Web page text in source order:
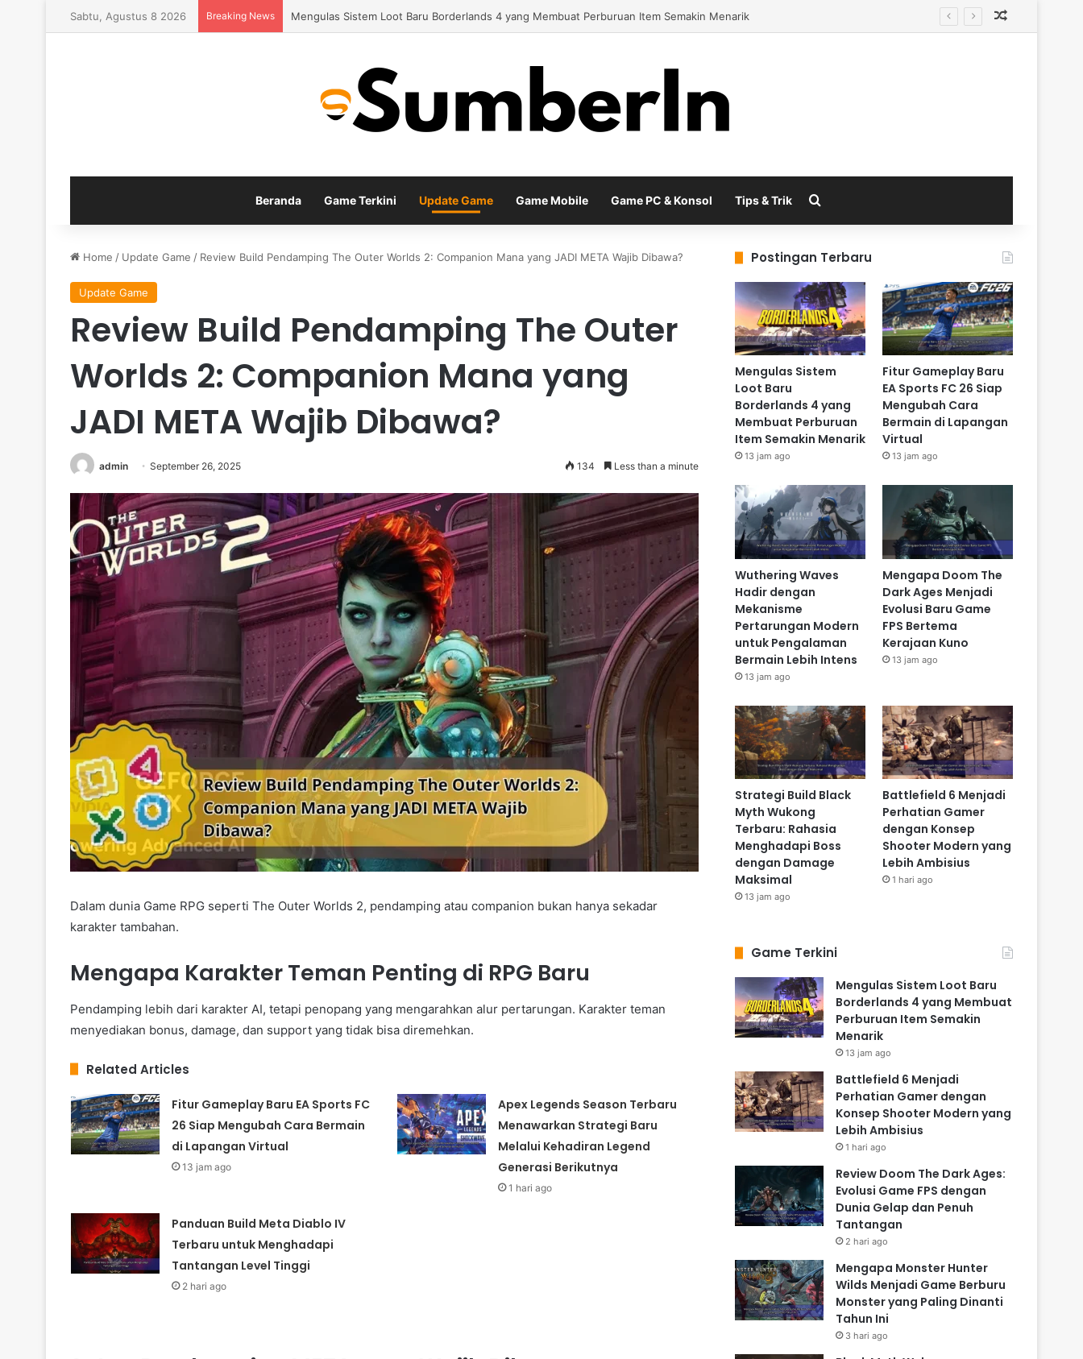
Sabtu, Agustus 8 2026 Breaking News Fitur Gameplay Baru EA Sports FC 26 Siap Mengubah Cara Bermain di Lapangan Virtual
Beranda Game Terkini Update Game Game Mobile Game PC & Konsol Tips & Trik
Home / Update Game / Review Build Pendamping The Outer Worlds 2: Companion Mana yang JADI META Wajib Dibawa?
Update Game
Review Build Pendamping The Outer
Worlds 2: Companion Mana yang
JADI META Wajib Dibawa?
admin September 26, 2025 134 Less than a minute
Dalam dunia Game RPG seperti The Outer Worlds 2, pendamping atau companion bukan hanya sekadar
karakter tambahan.
Mengapa Karakter Teman Penting di RPG Baru
Pendamping lebih dari karakter AI, tetapi penopang yang mengarahkan alur pertarungan. Karakter teman
menyediakan bonus, damage, dan support yang tidak bisa diremehkan.
Related Articles
Fitur Gameplay Baru EA Sports FC
26 Siap Mengubah Cara Bermain
di Lapangan Virtual
13 jam ago
Apex Legends Season Terbaru
Menawarkan Strategi Baru
Melalui Kehadiran Legend
Generasi Berikutnya
1 hari ago
Panduan Build Meta Diablo IV
Terbaru untuk Menghadapi
Tantangan Level Tinggi
2 hari ago
Postingan Terbaru
Mengulas Sistem
Loot Baru
Borderlands 4 yang
Membuat Perburuan
Item Semakin Menarik
13 jam ago
Fitur Gameplay Baru
EA Sports FC 26 Siap
Mengubah Cara
Bermain di Lapangan
Virtual
13 jam ago
Wuthering Waves
Hadir dengan
Mekanisme
Pertarungan Modern
untuk Pengalaman
Bermain Lebih Intens
13 jam ago
Mengapa Doom The
Dark Ages Menjadi
Evolusi Baru Game
FPS Bertema
Kerajaan Kuno
13 jam ago
Strategi Build Black
Myth Wukong
Terbaru: Rahasia
Menghadapi Boss
dengan Damage
Maksimal
13 jam ago
Battlefield 6 Menjadi
Perhatian Gamer
dengan Konsep
Shooter Modern yang
Lebih Ambisius
1 hari ago
Game Terkini
Mengulas Sistem Loot Baru
Borderlands 4 yang Membuat
Perburuan Item Semakin
Menarik
13 jam ago
Battlefield 6 Menjadi
Perhatian Gamer dengan
Konsep Shooter Modern yang
Lebih Ambisius
1 hari ago
Review Doom The Dark Ages:
Evolusi Game FPS dengan
Dunia Gelap dan Penuh
Tantangan
2 hari ago
Mengapa Monster Hunter
Wilds Menjadi Game Berburu
Monster yang Paling Dinanti
Tahun Ini
3 hari ago